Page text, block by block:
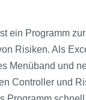
ein Programm
Risiken. Als
Menüband und
Controller und